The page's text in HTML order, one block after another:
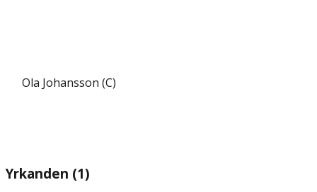
Ola Johansson (C)
Yrkanden (1)